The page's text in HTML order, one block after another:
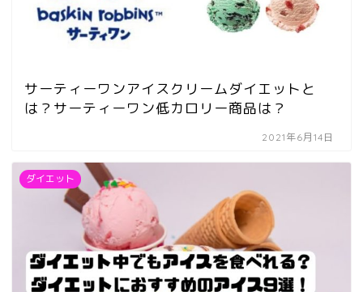
サーティーワンアイスクリームダイエットと
は？サーティーワン低カロリー商品は？
2021年6月14日
ダイエット